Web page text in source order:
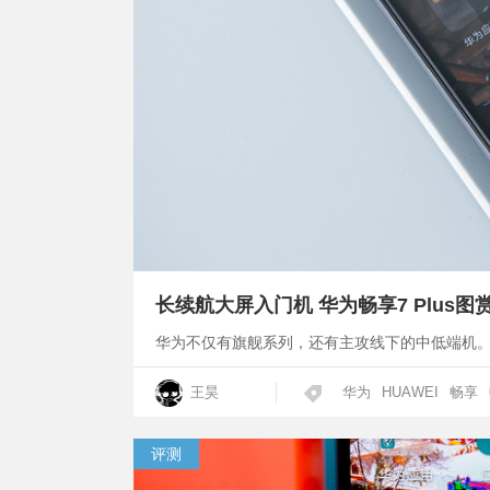
长续航大屏入门机 华为畅享7 Plus图
华为不仅有旗舰系列，还有主攻线下的中低端机
王昊 华为 HUAWEI 畅享
评测